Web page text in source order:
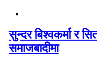
सुन्दर बिश्वकर्मा र
समाजबादीमा